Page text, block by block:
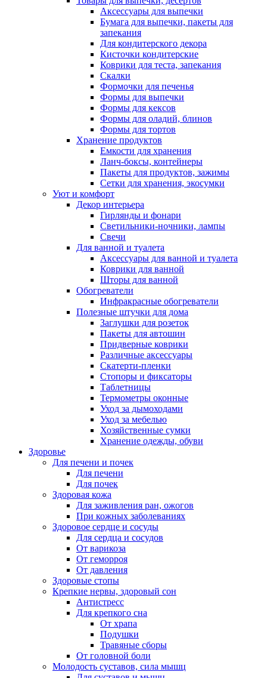
Аксессуары для выпечки
Бумага для выпечки, пакеты для
запекания
Для кондитерского декора
Кисточки кондитерские
Коврики для теста, запекания
Скалки
Формочки для печенья
Формы для выпечки
Формы для кексов
Формы для оладий, блинов
Формы для тортов
Хранение продуктов
Емкости для хранения
Ланч-боксы, контейнеры
Пакеты для продуктов, зажимы
Сетки для хранения, экосумки
Уют и комфорт
Декор интерьера
Гирлянды и фонари
Светильники-ночники, лампы
Свечи
Для ванной и туалета
Аксессуары для ванной и туалета
Коврики для ванной
Шторы для ванной
Обогреватели
Инфракрасные обогреватели
Полезные штучки для дома
Заглушки для розеток
Пакеты для автошин
Придверные коврики
Различные аксессуары
Скатерти-пленки
Стопоры и фиксаторы
Таблетницы
Термометры оконные
Уход за дымоходами
Уход за мебелью
Хозяйственные сумки
Хранение одежды, обуви
Здоровье
Для печени и почек
Для печени
Для почек
Здоровая кожа
Для заживления ран, ожогов
При кожных заболеваниях
Здоровое сердце и сосуды
Для сердца и сосудов
От варикоза
От геморроя
От давления
Здоровые стопы
Крепкие нервы, здоровый сон
Антистресс
Для крепкого сна
От храпа
Подушки
Травяные сборы
От головной боли
Молодость суставов, сила мышц